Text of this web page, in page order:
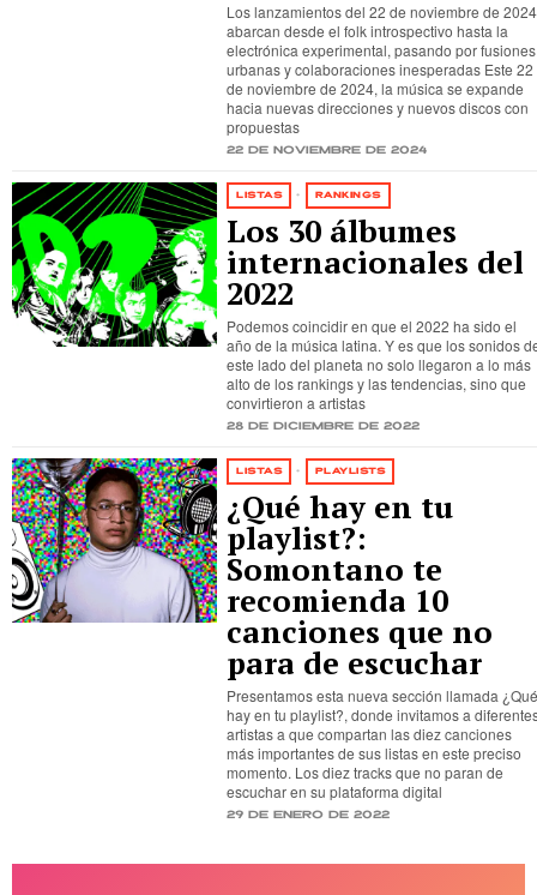
Los lanzamientos del 22 de noviembre de 2024
abarcan desde el folk introspectivo hasta la
electrónica experimental, pasando por fusiones
urbanas y colaboraciones inesperadas Este 22
de noviembre de 2024, la música se expande
hacia nuevas direcciones y nuevos discos con
propuestas
22 de noviembre de 2024
LISTAS · RANKINGS
Los 30 álbumes
internacionales del
2022
Podemos coincidir en que el 2022 ha sido el
año de la música latina. Y es que los sonidos
este lado del planeta no solo llegaron a lo más
alto de los rankings y las tendencias, sino que
convirtieron a artistas
28 de diciembre de 2022
LISTAS · PLAYLISTS
¿Qué hay en tu
playlist?:
Somontano te
recomienda 10
canciones que no
para de escuchar
Presentamos esta nueva sección llamada
hay en tu playlist?, donde invitamos a
artistas a que compartan las diez canciones
más importantes de sus listas en este preciso
momento. Los diez tracks que no paran de
escuchar en su plataforma digital
29 de enero de 2022